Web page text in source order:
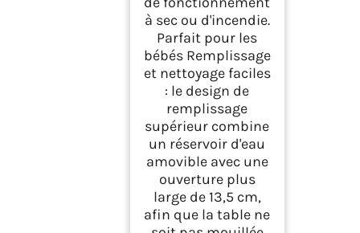
à sec ou d'incendie.
Parfait pour les
bébés Remplissage
et nettoyage faciles
: le design de
remplissage
supérieur combine
un réservoir d'eau
amovible avec une
ouverture plus
large de 13,5 cm,
afin que la table ne